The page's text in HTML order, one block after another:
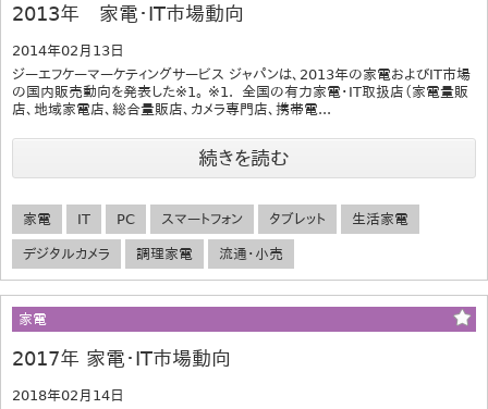
2013年 家電・IT市場動向
2014年02月13日
ジーエフケーマーケティングサービス ジャパンは、2013年の家電およびIT市場
の国内販売動向を発表した※1。 ※1. 全国の有力家電・IT取扱店（家電量販
店、地域家電店、総合量販店、カメラ専門店、携帯電...
続きを読む
家電 IT PC スマートフォン タブレット 生活家電
デジタルカメラ 調理家電 流通・小売
家電
2017年 家電・IT市場動向
2018年02月14日